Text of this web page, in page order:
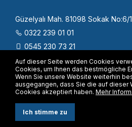
Güzelyalı Mah. 81098 Sokak No:6/
0322 239 01 01
0545 230 73 21
info@fizica.com.tr
90 545 230 73 21
Rufen Sie uns an
Auf dieser Seite werden Cookies
Cookies, um Ihnen das bestmögliche
Wenn Sie unsere Website weiterhin
ausgegangen, dass Sie die auf dieser
Cookies akzeptiert haben. Mehr
Ich stimme zu